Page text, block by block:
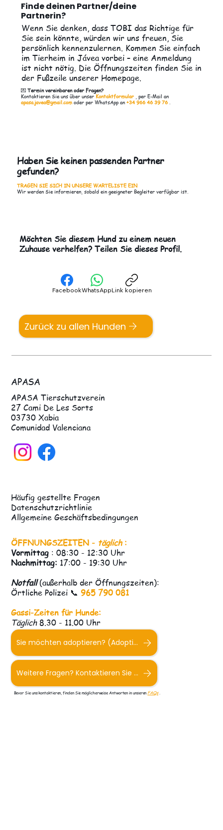
Finde deinen Partner/deine
Partnerin?
Wenn Sie denken, dass TOBI das Richtige für
Sie sein könnte, würden wir uns freuen, Sie
persönlich kennenzulernen. Kommen Sie einfach
im Tierheim in Jávea vorbei – eine Anmeldung
ist nicht nötig. Die Öffnungszeiten finden Sie in
der Fußzeile unserer Homepage.
💌 Termin vereinbaren oder Fragen?
Kontaktieren Sie uns über unserKontaktformular, per E-Mail an
apasa.javea@gmail.comoder per WhatsApp an +34 966 46 39 76.
Haben Sie keinen passenden Partner
gefunden?
TRAGEN SIE SICH IN UNSERE WARTELISTE EIN
Wir werden Sie informieren, sobald ein geeigneter Begleiter verfügbar ist.
Möchten Sie diesem Hund zu einem neuen
Zuhause verhelfen? Teilen Sie dieses Profil.
FacebookWhatsAppLink kopieren
Zurück zu allen Hunden
APASA
APASA Tierschutzverein
27 Cami De Les Sorts
03730 Xabia
Comunidad Valenciana
Sie möchten adoptieren? (Adoptionsformular)
ÖFFNUNGSZEITEN - täglich:
Vormittag : 08:30 - 12:30 Uhr
Nachmittag: 17:00 - 19:30 Uhr
Notfall(außerhalb der Öffnungszeiten):
Örtliche Polizei 📞 965 790 081
Gassi-Zeiten für Hunde:
Täglich 8.30 - 11.00 Uhr
Weitere Fragen? Kontaktieren Sie uns.
Bevor Sie uns kontaktieren, finden Sie möglicherweise Antworten in unseren FAQs.
Häufig gestellte Fragen
Datenschutzrichtlinie
Allgemeine Geschäftsbedingungen